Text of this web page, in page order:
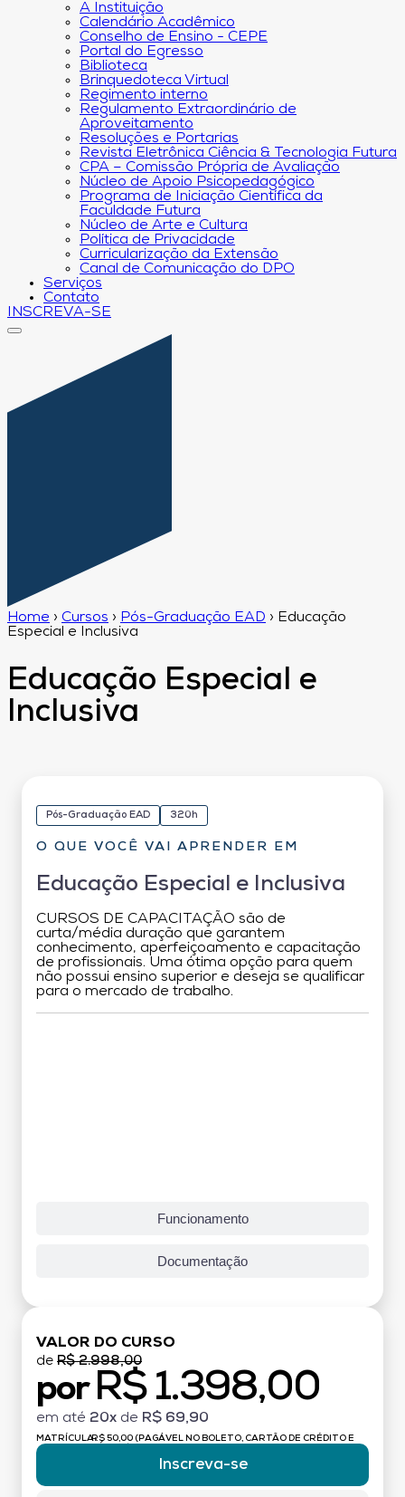
A Instituição
Calendário Acadêmico
Conselho de Ensino - CEPE
Portal do Egresso
Biblioteca
Brinquedoteca Virtual
Regimento interno
Regulamento Extraordinário de
Aproveitamento
Resoluções e Portarias
Revista Eletrônica Ciência & Tecnologia Futura
CPA – Comissão Própria de Avaliação
Núcleo de Apoio Psicopedagógico
Programa de Iniciação Científica da
Faculdade Futura
Núcleo de Arte e Cultura
Política de Privacidade
Curricularização da Extensão
Canal de Comunicação do DPO
Serviços
Contato
INSCREVA-SE
Home › Cursos › Pós-Graduação EAD › Educação
Especial e Inclusiva
Educação Especial e
Inclusiva
Pós-Graduação EAD 320h
O QUE VOCÊ VAI APRENDER EM
Educação Especial e Inclusiva
CURSOS DE CAPACITAÇÃO são de
curta/média duração que garantem
conhecimento, aperfeiçoamento e capacitação
de profissionais. Uma ótima opção para quem
não possui ensino superior e deseja se qualificar
para o mercado de trabalho.
Funcionamento
Documentação
VALOR DO CURSO
de R$ 2.998,00
por R$ 1.398,00
em até 20x de R$ 69,90
MATRÍCULA:R$ 50,00 (PAGÁVEL NO BOLETO, CARTÃO DE CRÉDITO E
Inscreva-se